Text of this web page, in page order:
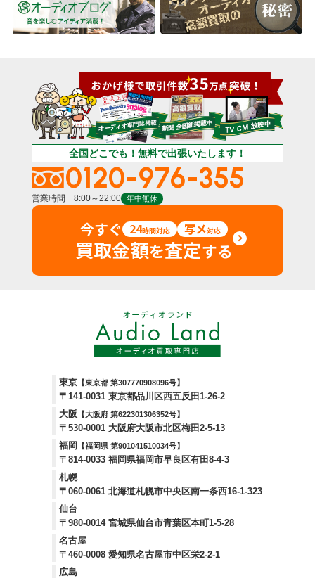
全国どこでも！無料で出張いたします！
0120-976-355
営業時間 8:00～22:00 年中無休
今すぐ 24時間対応 写メ対応
買取金額を査定する
東京 【東京都 第307770908096号】
〒141-0031 東京都品川区西五反田1-26-2
大阪
【大阪府 第622301306352号】
〒530-0001 大阪府大阪市北区梅田2-5-13
福岡
【福岡県 第901041510034号】
〒814-0033 福岡県福岡市早良区有田8-4-3
札幌
〒060-0061 北海道札幌市中央区南一条西16-1-323
仙台
〒980-0014 宮城県仙台市青葉区本町1-5-28
名古屋
〒460-0008 愛知県名古屋市中区栄2-2-1
広島